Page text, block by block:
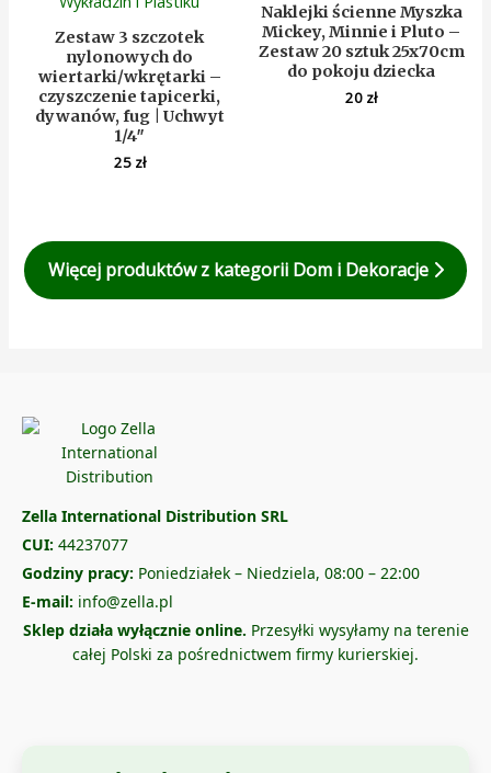
Zestaw 3 szczotek
nylonowych do
wiertarki/wkrętarki –
czyszczenie tapicerki,
dywanów, fug | Uchwyt
1/4″
25 zł
Naklejki ścienne Myszka
Mickey, Minnie i Pluto –
Zestaw 20 sztuk 25x70cm
do pokoju dziecka
20 zł
Więcej produktów z kategorii Dom i Dekoracje
Zella International Distribution SRL
CUI: 44237077
Godziny pracy: Poniedziałek – Niedziela, 08:00 – 22:00
E-mail: info@zella.pl
Sklep działa wyłącznie online. Przesyłki wysyłamy na terenie
całej Polski za pośrednictwem firmy kurierskiej.